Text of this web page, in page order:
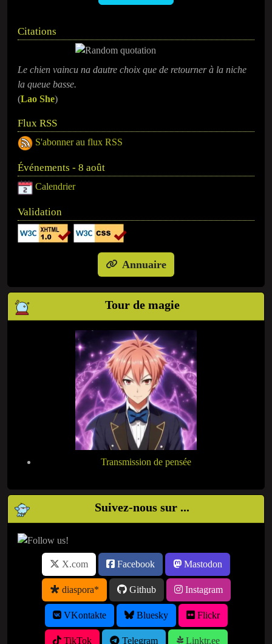
Citations
Le chien vaincu na dautre choix que de retourner à la niche
la queue basse.
(Lao She)
Flux RSS
S'abonner au flux RSS
Événements - 8 août
Calendrier
Validation
Annuaire
Tour de magie
Transmission de pensée
Suivez-nous sur ...
X.com Facebook Mastodon
diaspora* Github Instagram
VKontakte Bluesky Flickr
TikTok Telegram Linktr.ee